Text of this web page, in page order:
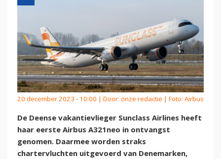
20 december 2023 - 10:00 | Door: onze redactie | Foto: Airbus
De Deense vakantievlieger Sunclass Airlines heeft
haar eerste Airbus A321neo in ontvangst
genomen. Daarmee worden straks
chartervluchten uitgevoerd van Denemarken,